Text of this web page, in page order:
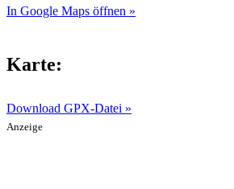
In Google Maps öffnen »
Karte:
Download GPX-Datei »
Anzeige